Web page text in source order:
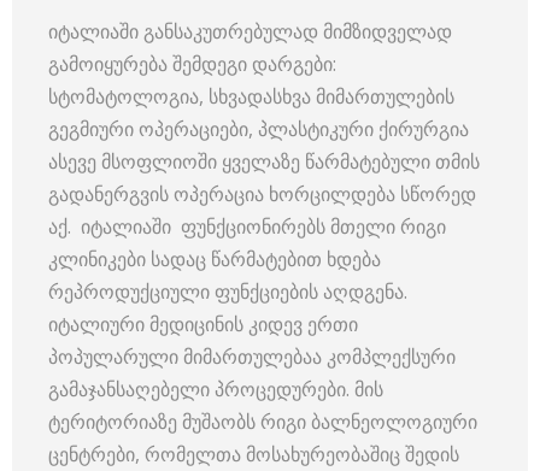
იტალიაში განსაკუთრებულად მიმზიდველად
გამოიყურება შემდეგი დარგები:
სტომატოლოგია, სხვადასხვა მიმართულების
გეგმიური ოპერაციები, პლასტიკური ქირურგია
ასევე მსოფლიოში ყველაზე წარმატებული თმის
გადანერგვის ოპერაცია ხორცილდება სწორედ
აქ. იტალიაში ფუნქციონირებს მთელი რიგი
კლინიკები სადაც წარმატებით ხდება
რეპროდუქციული ფუნქციების აღდგენა.
იტალიური მედიცინის კიდევ ერთი
პოპულარული მიმართულებაა კომპლექსური
გამაჯანსაღებელი პროცედურები. მის
ტერიტორიაზე მუშაობს რიგი ბალნეოლოგიური
ცენტრები, რომელთა მოსახურეობაშიც შედის